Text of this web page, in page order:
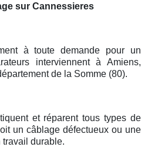
sur Cannessieres
à toute demande pour un
interviennent à Amiens,
de la Somme (80).
et réparent tous types de
un câblage défectueux ou une
durable.